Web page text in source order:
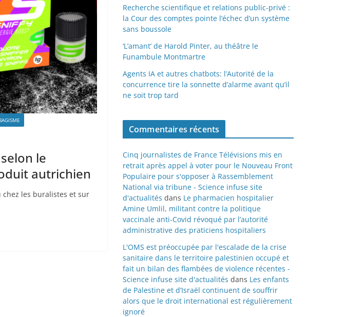
le
autrichien
chez les buralistes et sur
Recherche scientifique et relations public-privé :
la Cour des comptes pointe l’échec d’un système
sans boussole
‘L’amant’ de Harold Pinter, au théâtre le
Funambule Montmartre
Agents IA et autres chatbots: l’Autorité de la
concurrence tire la sonnette d’alarme avant qu’il
ne soit trop tard
Commentaires récents
Cinq journalistes de France Télévisions mis en
retrait après appel à voter pour le Nouveau Front
Populaire pour s'opposer à Rassemblement
National via tribune - Science infuse site
d'actualités dans Le pharmacien hospitalier
Amine Umlil, militant contre la politique
vaccinale anti-Covid révoqué par l’autorité
administrative des praticiens hospitaliers
L'OMS est préoccupée par l'escalade de la crise
sanitaire dans le territoire palestinien occupé et
fait un bilan des flambées de violence récentes -
Science infuse site d'actualités dans Les enfants
de Palestine et d’Israël continuent de souffrir
alors que le droit international est régulièrement
ignoré